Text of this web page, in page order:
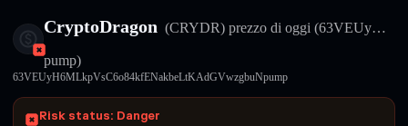
CryptoDragon (CRYDR) prezzo di oggi (63VEUy…
pump)
63VEUyH6MLkpVsC6o84kfENakbeLtKAdGVwzgbuNpump
Risk status: Danger